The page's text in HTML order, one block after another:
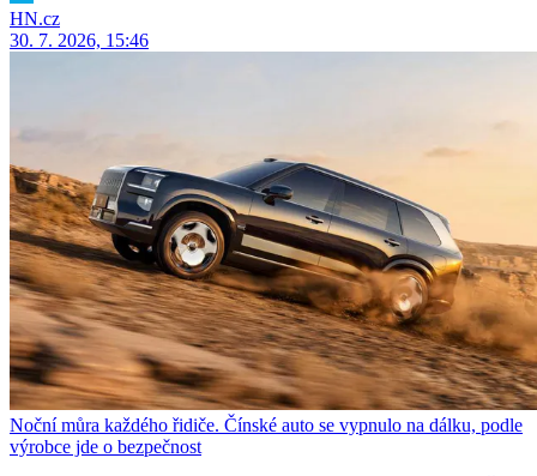
HN.cz
30. 7. 2026, 15:46
Noční můra každého řidiče. Čínské auto se vypnulo na dálku, podle
výrobce jde o bezpečnost